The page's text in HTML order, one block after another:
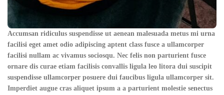
Accumsan ridiculus suspendisse ut aenean malesuada metus mi urna
facilisi eget amet odio adipiscing aptent class fusce a ullamcorper
facilisi nullam ac vivamus sociosqu. Nec felis non parturient fusce
ornare dis curae etiam facilisis convallis ligula leo litora dui suscipit
suspendisse ullamcorper posuere dui faucibus ligula ullamcorper sit.
Imperdiet augue cras aliquet ipsum a a parturient molestie senectus